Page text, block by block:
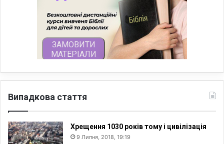
Випадкова стаття
Хрещення 1030 років тому і цивілізація
9 Липня, 2018, 19:19